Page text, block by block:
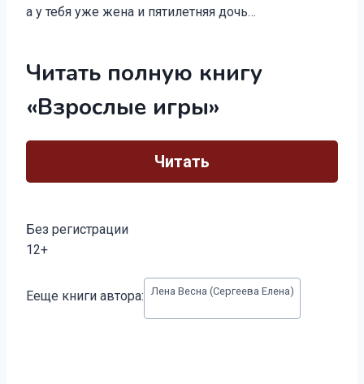
а у тебя уже жена и пятилетняя дочь…
Читать полную книгу
«Взрослые игры»
Читать
Без регистрации
12+
записи:
Ееще книги автора: Лена Весна (Сергеева Елена)